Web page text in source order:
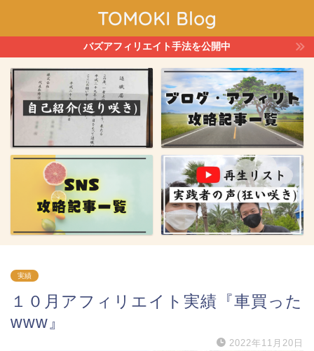
TOMOKI Blog
バズアフィリエイト手法を公開中
実績
１０月アフィリエイト実績『車買った
www』
2022年11月20日